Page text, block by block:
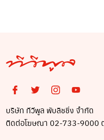
บริษัท ทีวีพูล พับลิชชิ่ง จำกัด
ติดต่อโฆษณา 02-733-9000